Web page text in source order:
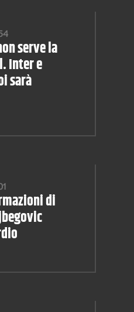
serve la
Inter e
sarà
di